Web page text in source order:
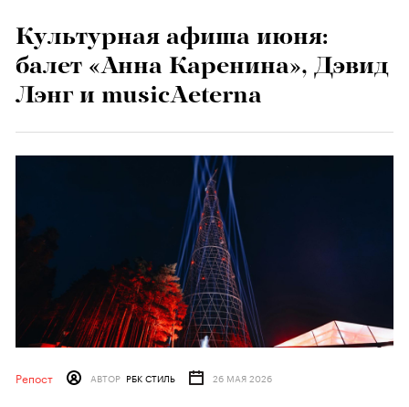
Культурная афиша июня:
балет «Анна Каренина», Дэвид
Лэнг и musicAeterna
Репост АВТОР РБК СТИЛЬ 26 МАЯ 2026